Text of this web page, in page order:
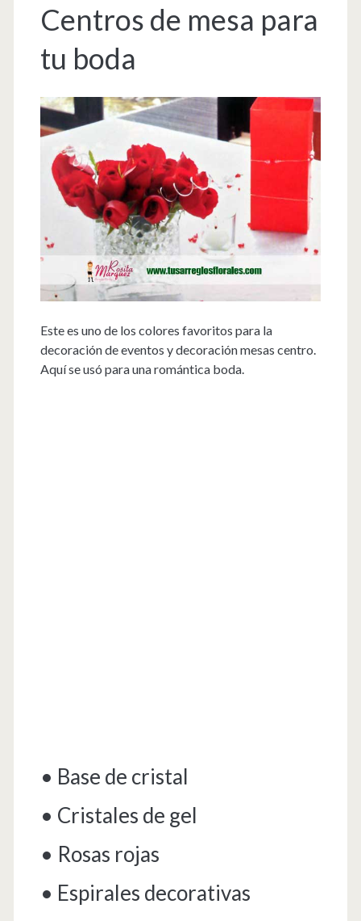
Centros de mesa para
tu boda
Este es uno de los colores favoritos para la
decoración de eventos y decoración mesas centro.
Aquí se usó para una romántica boda.
• Base de cristal
• Cristales de gel
• Rosas rojas
• Espirales decorativas